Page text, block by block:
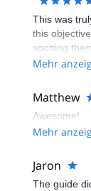
This was
this
spotting
fun and
Mehr
Matthew
Awesome!
Mehr
Jaron
The guide